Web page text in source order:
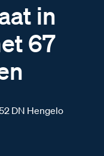
in
67
DN Hengelo